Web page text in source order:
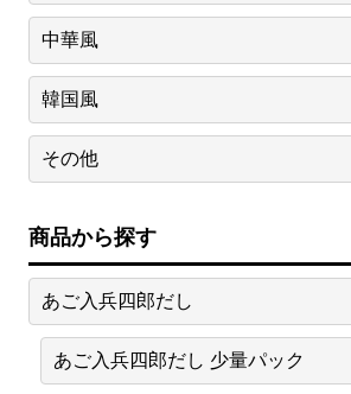
中華風
韓国風
その他
商品から探す
あご入兵四郎だし
あご入兵四郎だし 少量パック